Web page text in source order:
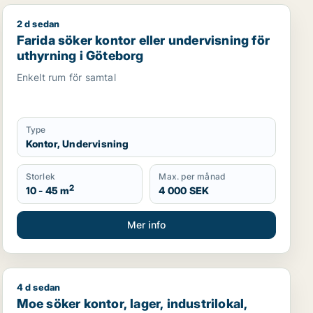
eller showroom för uthyrning i Stockholm
Farida söker kontor eller undervisning för uthyrning i
2 d sedan
Farida söker kontor eller undervisning för
uthyrning i Göteborg
Enkelt rum för samtal
Type
Kontor, Undervisning
Storlek
10 - 45 m2
Max. per månad
4 000 SEK
Mer info
Moe söker kontor, lager, industrilokal, butik, klinik,
4 d sedan
Moe söker kontor, lager, industrilokal,